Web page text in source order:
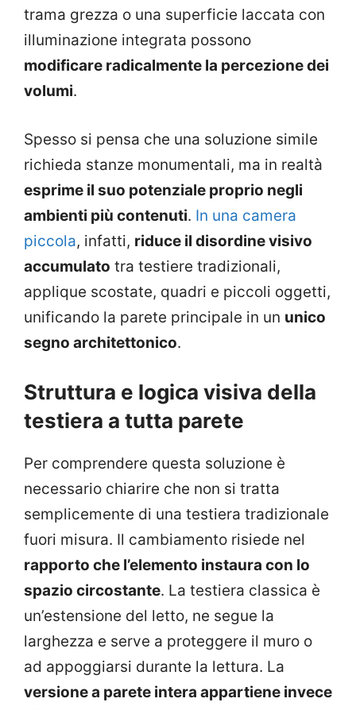
trama grezza o una superficie laccata con
illuminazione integrata possono
modificare radicalmente la percezione dei
volumi.
Spesso si pensa che una soluzione simile
richieda stanze monumentali, ma in realtà
esprime il suo potenziale proprio negli
ambienti più contenuti. In una camera
piccola, infatti, riduce il disordine visivo
accumulato tra testiere tradizionali,
applique scostate, quadri e piccoli oggetti,
unificando la parete principale in un unico
segno architettonico.
Struttura e logica visiva della
testiera a tutta parete
Per comprendere questa soluzione è
necessario chiarire che non si tratta
semplicemente di una testiera tradizionale
fuori misura. Il cambiamento risiede nel
rapporto che l’elemento instaura con lo
spazio circostante. La testiera classica è
un’estensione del letto, ne segue la
larghezza e serve a proteggere il muro o
ad appoggiarsi durante la lettura. La
versione a parete intera appartiene invece